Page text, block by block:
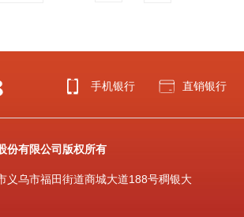
手机银行 直销银行
份有限公司版权所有
义乌市福田街道商城大道188号稠银大